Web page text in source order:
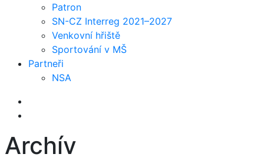
Patron
SN-CZ Interreg 2021–2027
Venkovní hřiště
Sportování v MŠ
Partneři
NSA
Archív